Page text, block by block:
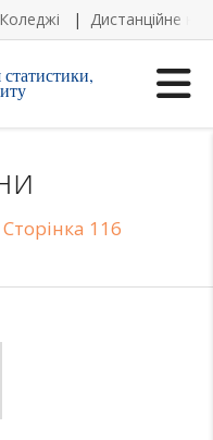
Коледжі Дистанційне
Сторінка 116